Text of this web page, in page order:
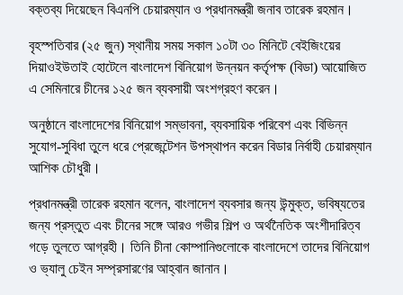
বক্তব্য দিয়েছেন বিএনপি চেয়ারম্যান ও প্রধানমন্ত্রী জনাব তারেক রহমান।
বৃহস্পতিবার (২৫ জুন) স্থানীয় সময় সকাল ১০টা ৩০ মিনিটে বেইজিংয়ের
দিয়াওইউতাই হোটেলে বাংলাদেশ বিনিয়োগ উন্নয়ন কর্তৃপক্ষ (বিডা) আয়োজিত
এ সেমিনারে চীনের ১২৫ জন ব্যবসায়ী অংশগ্রহণ করেন।
অনুষ্ঠানে বাংলাদেশের বিনিয়োগ সম্ভাবনা, ব্যবসায়িক পরিবেশ এবং বিভিন্ন
সুযোগ-সুবিধা তুলে ধরে প্রেজেন্টেশন উপস্থাপন করেন বিডার নির্বাহী চেয়ারম্যান
আশিক চৌধুরী।
প্রধানমন্ত্রী তারেক রহমান বলেন, বাংলাদেশ ব্যবসার জন্য উন্মুক্ত, ভবিষ্যতের
জন্য প্রস্তুত এবং চীনের সঙ্গে আরও গভীর শিল্প ও অর্থনৈতিক অংশীদারিত্ব
গড়ে তুলতে আগ্রহী। তিনি চীনা কোম্পানিগুলোকে বাংলাদেশে তাদের বিনিয়োগ
ও ভ্যালু চেইন সম্প্রসারণের আহ্বান জানান।